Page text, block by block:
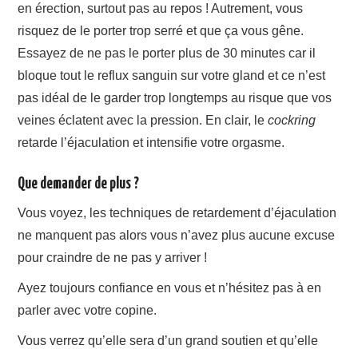
en érection, surtout pas au repos ! Autrement, vous
risquez de le porter trop serré et que ça vous gêne.
Essayez de ne pas le porter plus de 30 minutes car il
bloque tout le reflux sanguin sur votre gland et ce n’est
pas idéal de le garder trop longtemps au risque que vos
veines éclatent avec la pression. En clair, lecockring
retarde l’éjaculation et intensifie votre orgasme.
Que demander de plus ?
Vous voyez, les techniques de retardement d’éjaculation
ne manquent pas alors vous n’avez plus aucune excuse
pour craindre de ne pas y arriver !
Ayez toujours confiance en vous et n’hésitez pas à en
parler avec votre copine.
Vous verrez qu’elle sera d’un grand soutien et qu’elle